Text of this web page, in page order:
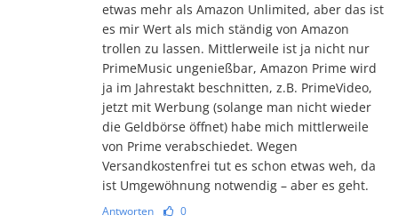
etwas mehr als Amazon Unlimited, aber das ist
es mir Wert als mich ständig von Amazon
trollen zu lassen. Mittlerweile ist ja nicht nur
PrimeMusic ungenießbar, Amazon Prime wird
ja im Jahrestakt beschnitten, z.B. PrimeVideo,
jetzt mit Werbung (solange man nicht wieder
die Geldbörse öffnet) habe mich mittlerweile
von Prime verabschiedet. Wegen
Versandkostenfrei tut es schon etwas weh, da
ist Umgewöhnung notwendig – aber es geht.
Antworten 0